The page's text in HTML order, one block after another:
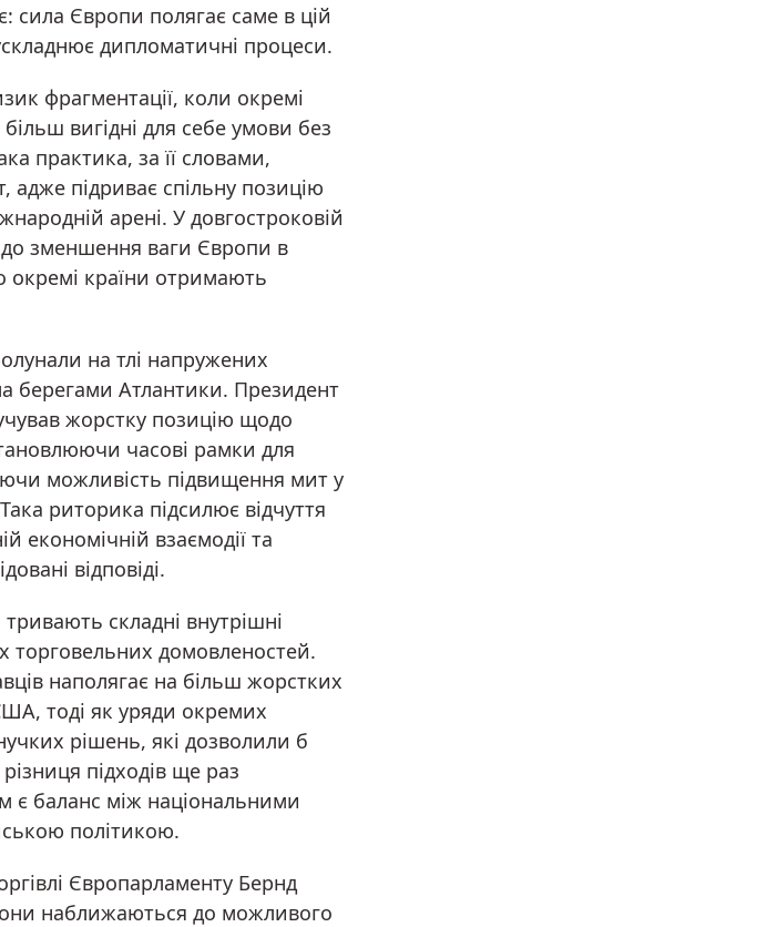
Європи полягає саме в цій
дипломатичні процеси.
фрагментації, коли окремі
вигідні для себе умови без
практика, за її словами,
підриває спільну позицію
арені. У довгостроковій
зменшення ваги Європи в
окремі країни отримають
на тлі напружених
берегами Атлантики. Президент
жорстку позицію щодо
часові рамки для
можливість підвищення мит у
риторика підсилює відчуття
економічній взаємодії та
відповіді.
складні внутрішні
торговельних домовленостей.
наполягає на більш жорстких
тоді як уряди окремих
рішень, які дозволили б
підходів ще раз
є баланс між національними
політикою.
Європарламенту Бернд
наближаються до можливого